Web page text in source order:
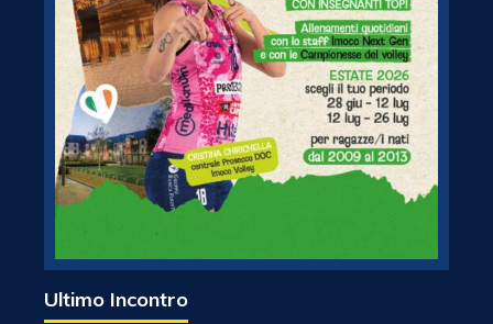
Ultimo Incontro